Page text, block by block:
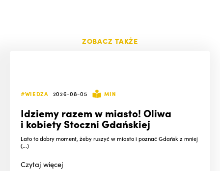
ZOBACZ TAKŻE
#WIEDZA 2026-08-05 MIN
Idziemy razem w miasto! Oliwa
i kobiety Stoczni Gdańskiej
Lato to dobry moment, żeby ruszyć w miasto i poznać Gdańsk z mniej
(...)
Czytajwięcej